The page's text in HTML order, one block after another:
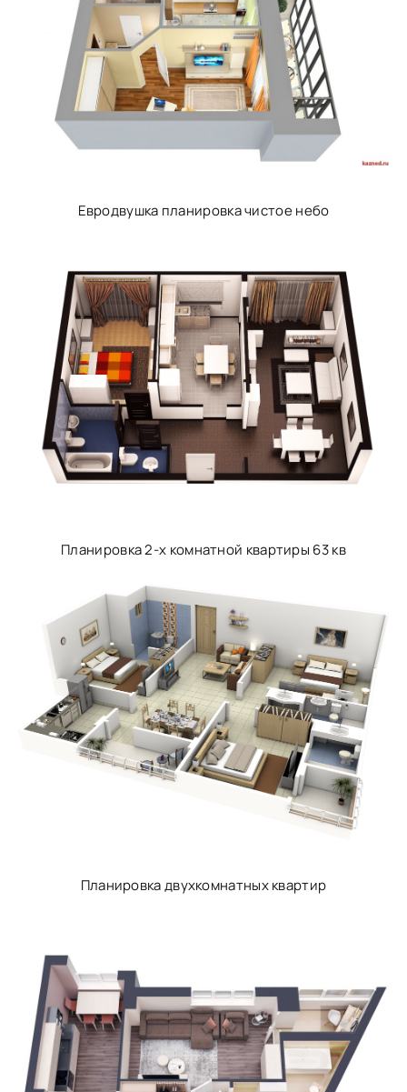
Евродвушка планировка чистое небо
Планировка 2-х комнатной квартиры 63 кв
Планировка двухкомнатных квартир